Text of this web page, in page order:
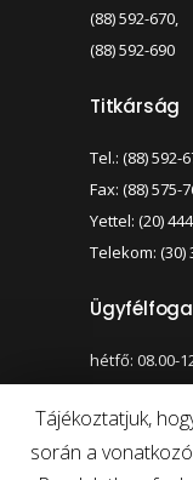
(88) 592-670,
(88) 592-690
Titkárság
Tel.: (88) 592-
Fax: (88) 575-
Yettel: (20)
Telekom: (30)
hétfő: 08.00-
szerda:
Nagy
Tájékoztatjuk,
során a